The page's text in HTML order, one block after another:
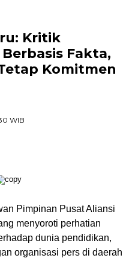
Kritik
Fakta,
Komitmen
WIB
Pimpinan Pusat Aliansi
menyoroti perhatian
dunia pendidikan,
organisasi pers di daerah